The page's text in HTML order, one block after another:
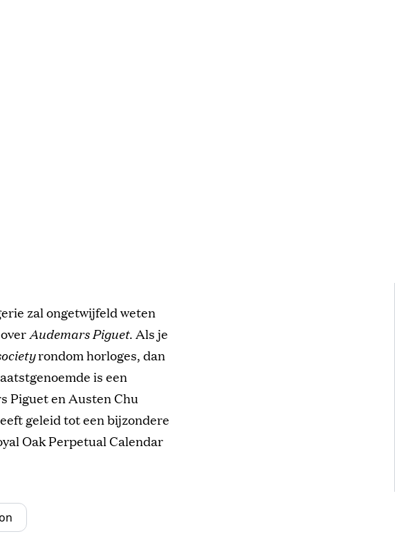
zal ongetwijfeld weten
Audemars Piguet. Als je
rondom horloges, dan
is een
Piguet en Austen Chu
geleid tot een bijzondere
Oak Perpetual Calendar